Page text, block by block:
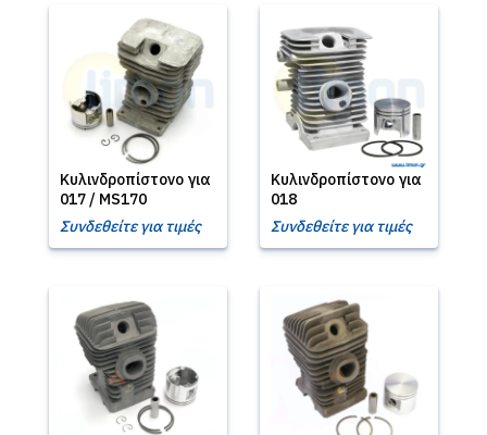
Κυλινδροπίστονο για
017 / MS170
Συνδεθείτε για τιμές
Κυλινδροπίστονο για
018
Συνδεθείτε για τιμές